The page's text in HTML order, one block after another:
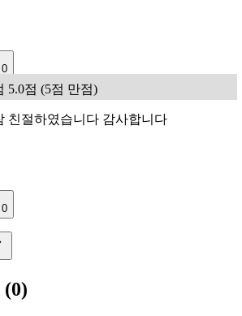
0
5.0점 (5점 만점)
친절하였습니다 감사합니다
0
(0)